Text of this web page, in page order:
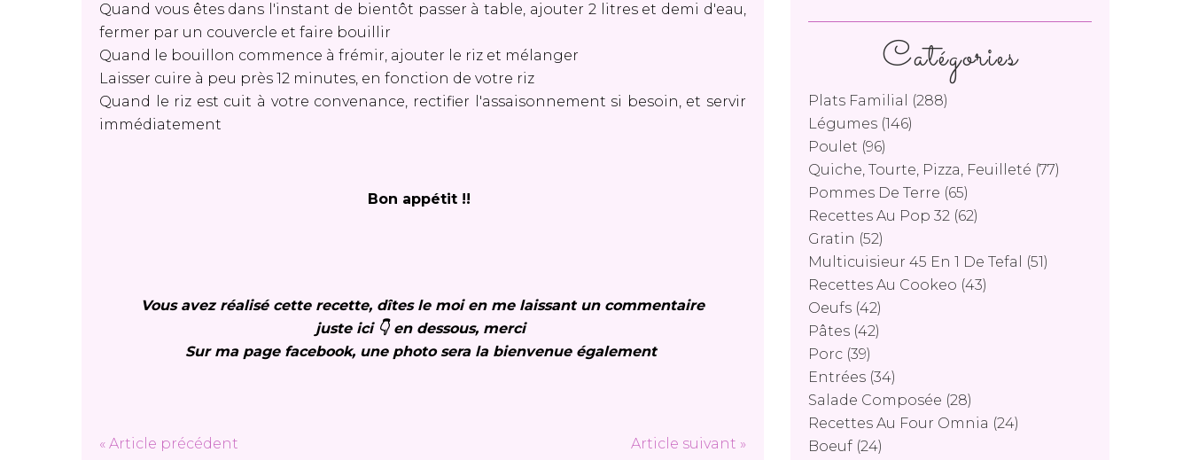
Quand vous êtes dans l'instant de bientôt passer à table, ajouter 2 litres et demi d'eau,
fermer par un couvercle et faire bouillir
Quand le bouillon commence à frémir, ajouter le riz et mélanger
Laisser cuire à peu près 12 minutes, en fonction de votre riz
Quand le riz est cuit à votre convenance, rectifier l'assaisonnement si besoin, et servir
immédiatement
Bon appétit !!
Vous avez réalisé cette recette, dîtes le moi en me laissant un commentaire
juste ici 👇 en dessous, merci
Sur ma page facebook, une photo sera la bienvenue également
« Article précédent Article suivant »
Catégories
Plats Familial
(288)
Légumes (146)
Poulet (96)
Quiche, Tourte, Pizza, Feuilleté (77)
Pommes De Terre (65)
Recettes Au Pop 32 (62)
Gratin (52)
Multicuisieur 45 En 1 De Tefal
(51)
Recettes Au Cookeo (43)
Oeufs (42)
Pâtes (42)
Porc (39)
Entrées (34)
Salade Composée (28)
Recettes Au Four Omnia (24)
Boeuf (24)